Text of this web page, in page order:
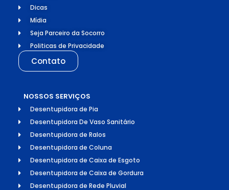
Dicas
Mídia
Seja Parceiro da Socorro
Politicas de Privacidade
Contato
NOSSOS SERVIÇOS
Desentupidora de Pia
Desentupidora De Vaso Sanitário
Desentupidora de Ralos
Desentupidora de Coluna
Desentupidora de Caixa de Esgoto
Desentupidora de Caixa de Gordura
Desentupidora de Rede Pluvial